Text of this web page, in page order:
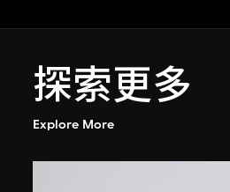
探索更多
Explore More